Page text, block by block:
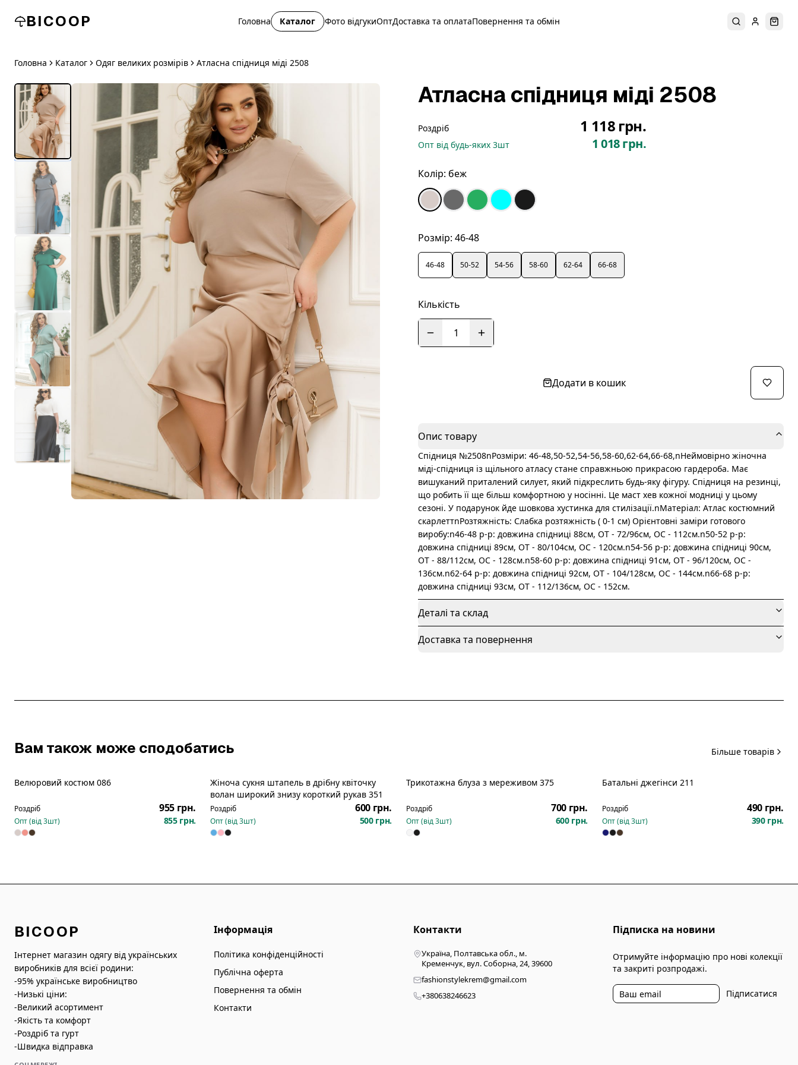
BICOOP Головна Каталог Фото відгукиОптДоставка та оплатаПовернення та обмін ПошукУвійти
Головна Каталог Одяг великих розмірів Атласна спідниця міді 2508
Атласна спідниця міді 2508
Роздріб 1 118 грн.
Опт від будь-яких 3шт 1 018 грн.
Колір: беж
Розмір: 46-48
46-48 50-52 54-56 58-60 62-64 66-68
Кількість
1
Додати в кошик
Опис товару
Спідниця №2508nРозміри: 46-48,50-52,54-56,58-60,62-64,66-68,nНеймовірно жіночна
міді-спідниця із щільного атласу стане справжньою прикрасою гардероба. Має
вишуканий приталений силует, який підкреслить будь-яку фігуру. Спідниця на резинці,
що робить її ще більш комфортною у носінні. Це маст хев кожної модниці у цьому
сезоні. У подарунок йде шовкова хустинка для стилізації.nМатеріал: Атлас костюмний
скарлеттnРозтяжність: Слабка розтяжність ( 0-1 см) Орієнтовні заміри готового
виробу:n46-48 р-р: довжина спідниці 88см, ОТ - 72/96см, OC - 112см.n50-52 р-р:
довжина спідниці 89см, ОТ - 80/104см, OC - 120см.n54-56 р-р: довжина спідниці 90см,
ОТ - 88/112см, OC - 128см.n58-60 р-р: довжина спідниці 91см, ОТ - 96/120см, OC -
136см.n62-64 р-р: довжина спідниці 92см, ОТ - 104/128см, OC - 144см.n66-68 р-р:
довжина спідниці 93см, ОТ - 112/136см, OC - 152см.
Деталі та склад
Доставка та повернення
Вам також може сподобатись Більше товарів
Велюровий костюм 086
Роздріб 955 грн.
Опт (від3шт) 855 грн.
Жіноча сукня штапель в дрібну квіточку
волан широкий знизу короткий рукав 351
Роздріб 600 грн.
Опт (від3шт) 500 грн.
Трикотажна блуза з мереживом 375
Роздріб 700 грн.
Опт (від3шт) 600 грн.
Батальні джегінси 211
Роздріб 490 грн.
Опт (від3шт) 390 грн.
BICOOP
Інтернет магазин одягу від українських
виробників для всієї родини:
-95% українське виробництво
-Низькі ціни:
-Великий асортимент
-Якість та комфорт
-Роздріб та гурт
-Швидка відправка
Інформація
Політика конфіденційності
Публічна оферта
Повернення та обмін
Контакти
Контакти
Україна, Полтавська обл., м.
Кременчук, вул. Соборна, 24, 39600
fashionstylekrem@gmail.com
+380638246623
Підписка на новини
Отримуйте інформацію про нові колекції
та закриті розпродажі.
Підписатися